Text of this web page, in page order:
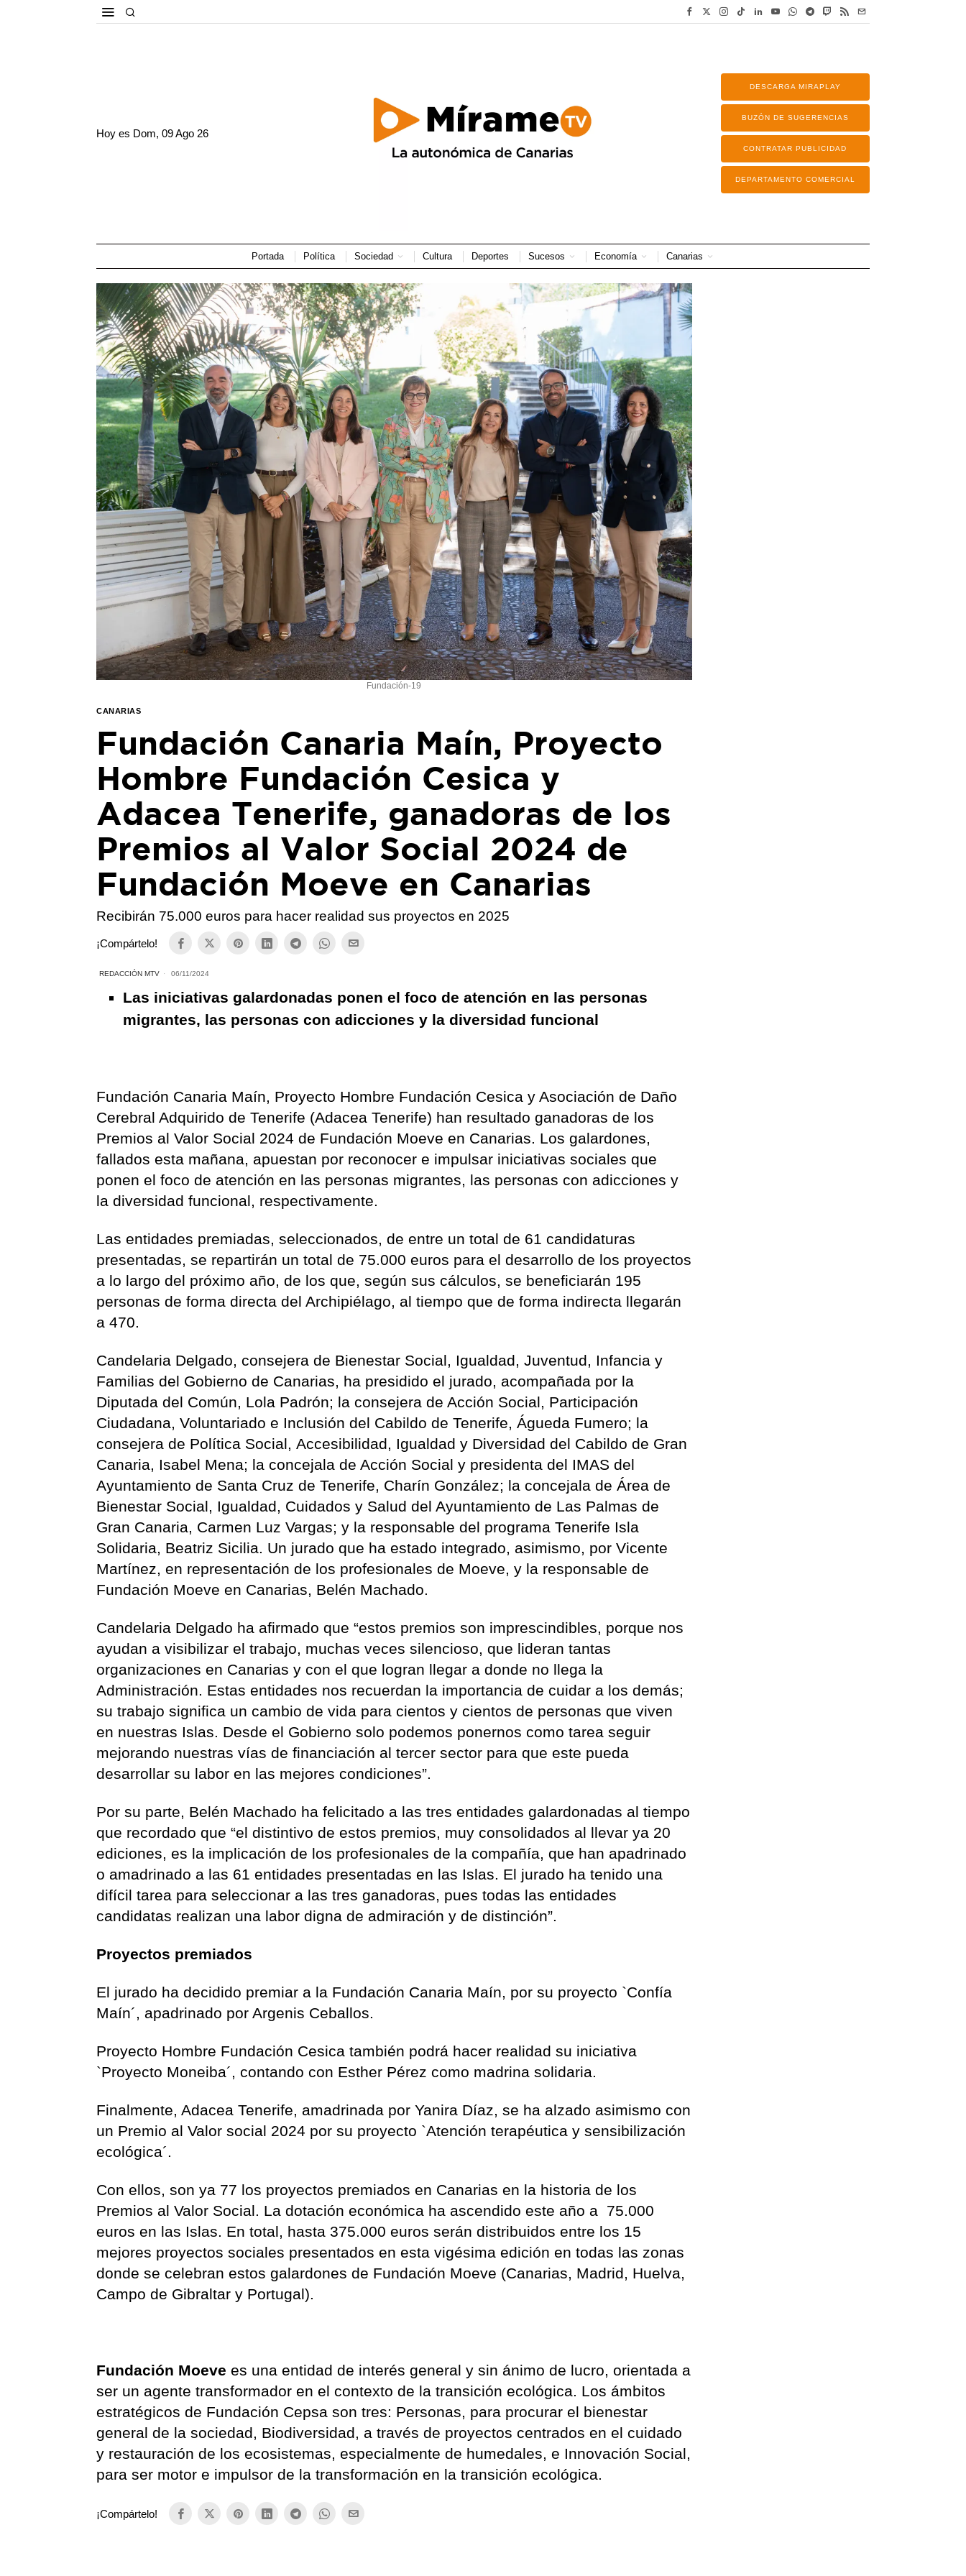
Hoy es Dom, 09 Ago 26
DESCARGA MIRAPLAY
BUZÓN DE SUGERENCIAS
CONTRATAR PUBLICIDAD
DEPARTAMENTO COMERCIAL
Portada Política Sociedad Cultura Deportes Sucesos Economía Canarias
Fundación-19
CANARIAS
Fundación Canaria Maín, Proyecto
Hombre Fundación Cesica y
Adacea Tenerife, ganadoras de los
Premios al Valor Social 2024 de
Fundación Moeve en Canarias
Recibirán 75.000 euros para hacer realidad sus proyectos en 2025
¡Compártelo!
REDACCIÓN MTV 06/11/2024
Las iniciativas galardonadas ponen el foco de atención en las personas
migrantes, las personas con adicciones y la diversidad funcional
Fundación Canaria Maín, Proyecto Hombre Fundación Cesica y Asociación de Daño
Cerebral Adquirido de Tenerife (Adacea Tenerife) han resultado ganadoras de los
Premios al Valor Social 2024 de Fundación Moeve en Canarias. Los galardones,
fallados esta mañana, apuestan por reconocer e impulsar iniciativas sociales que
ponen el foco de atención en las personas migrantes, las personas con adicciones y
la diversidad funcional, respectivamente.
Las entidades premiadas, seleccionados, de entre un total de 61 candidaturas
presentadas, se repartirán un total de 75.000 euros para el desarrollo de los proyectos
a lo largo del próximo año, de los que, según sus cálculos, se beneficiarán 195
personas de forma directa del Archipiélago, al tiempo que de forma indirecta llegarán
a 470.
Candelaria Delgado, consejera de Bienestar Social, Igualdad, Juventud, Infancia y
Familias del Gobierno de Canarias, ha presidido el jurado, acompañada por la
Diputada del Común, Lola Padrón; la consejera de Acción Social, Participación
Ciudadana, Voluntariado e Inclusión del Cabildo de Tenerife, Águeda Fumero; la
consejera de Política Social, Accesibilidad, Igualdad y Diversidad del Cabildo de Gran
Canaria, Isabel Mena; la concejala de Acción Social y presidenta del IMAS del
Ayuntamiento de Santa Cruz de Tenerife, Charín González; la concejala de Área de
Bienestar Social, Igualdad, Cuidados y Salud del Ayuntamiento de Las Palmas de
Gran Canaria, Carmen Luz Vargas; y la responsable del programa Tenerife Isla
Solidaria, Beatriz Sicilia. Un jurado que ha estado integrado, asimismo, por Vicente
Martínez, en representación de los profesionales de Moeve, y la responsable de
Fundación Moeve en Canarias, Belén Machado.
Candelaria Delgado ha afirmado que “estos premios son imprescindibles, porque nos
ayudan a visibilizar el trabajo, muchas veces silencioso, que lideran tantas
organizaciones en Canarias y con el que logran llegar a donde no llega la
Administración. Estas entidades nos recuerdan la importancia de cuidar a los demás;
su trabajo significa un cambio de vida para cientos y cientos de personas que viven
en nuestras Islas. Desde el Gobierno solo podemos ponernos como tarea seguir
mejorando nuestras vías de financiación al tercer sector para que este pueda
desarrollar su labor en las mejores condiciones”.
Por su parte, Belén Machado ha felicitado a las tres entidades galardonadas al tiempo
que recordado que “el distintivo de estos premios, muy consolidados al llevar ya 20
ediciones, es la implicación de los profesionales de la compañía, que han apadrinado
o amadrinado a las 61 entidades presentadas en las Islas. El jurado ha tenido una
difícil tarea para seleccionar a las tres ganadoras, pues todas las entidades
candidatas realizan una labor digna de admiración y de distinción”.
Proyectos premiados
El jurado ha decidido premiar a la Fundación Canaria Maín, por su proyecto `Confía
Maín´, apadrinado por Argenis Ceballos.
Proyecto Hombre Fundación Cesica también podrá hacer realidad su iniciativa
`Proyecto Moneiba´, contando con Esther Pérez como madrina solidaria.
Finalmente, Adacea Tenerife, amadrinada por Yanira Díaz, se ha alzado asimismo con
un Premio al Valor social 2024 por su proyecto `Atención terapéutica y sensibilización
ecológica´.
Con ellos, son ya 77 los proyectos premiados en Canarias en la historia de los
Premios al Valor Social. La dotación económica ha ascendido este año a 75.000
euros en las Islas. En total, hasta 375.000 euros serán distribuidos entre los 15
mejores proyectos sociales presentados en esta vigésima edición en todas las zonas
donde se celebran estos galardones de Fundación Moeve (Canarias, Madrid, Huelva,
Campo de Gibraltar y Portugal).
Fundación Moevees una entidad de interés general y sin ánimo de lucro, orientada a
ser un agente transformador en el contexto de la transición ecológica. Los ámbitos
estratégicos de Fundación Cepsa son tres: Personas, para procurar el bienestar
general de la sociedad, Biodiversidad, a través de proyectos centrados en el cuidado
y restauración de los ecosistemas, especialmente de humedales, e Innovación Social,
para ser motor e impulsor de la transformación en la transición ecológica.
¡Compártelo!